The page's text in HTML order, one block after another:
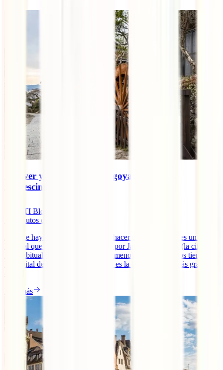
Qué ver y qué hacer en Nagoya: 10 planes
imprescindibles
IATI Blog
minutos de lectura
Aunque hay mucho que ver y que hacer en Nagoya, no es un lugar
habitual que se incluya en las rutas por Japón de 15 días (la cifra
más habitual de los viajeros) y aún menos en las de menos tiempo.
La capital de la prefectura de Aichi es la cuarta ciudad más grande
Leer más